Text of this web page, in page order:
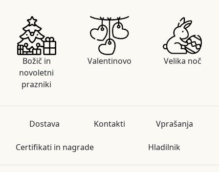
Božič in
novoletni
prazniki
Valentinovo Velika noč
Dostava Kontakti Vprašanja
Certifikati in nagrade Hladilnik